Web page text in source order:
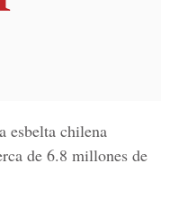
esbelta chilena
de 6.8 millones de